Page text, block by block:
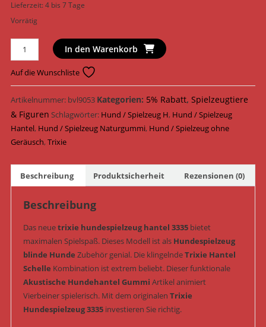
Lieferzeit:4 bis 7 Tage
Vorrätig
Trixie
Hundespielzeug
Hantel
mit
Schelle
Naturgummi
&
geräuschlos
cm
(Art.-
3335)
In den Warenkorb
Auf die Wunschliste
Artikelnummer: bvl9053 Kategorien: 5% Rabatt, Spielzeugtiere
& Figuren Schlagwörter: Hund / Spielzeug H, Hund / Spielzeug
Hantel, Hund / Spielzeug Naturgummi, Hund / Spielzeug ohne
Geräusch,Trixie
Beschreibung Produktsicherheit Rezensionen (0)
Beschreibung
Das neuetrixie hundespielzeug hantel 3335bietet
maximalen Spielspaß. Dieses Modell ist als Hundespielzeug
blinde Hunde Zubehör genial. Die klingelndeTrixie Hantel
Schelle Kombination ist extrem beliebt. Dieser funktionale
Akustische Hundehantel Gummi Artikel animiert
Vierbeiner spielerisch. Mit dem originalen Trixie
Hundespielzeug 3335investieren Sie richtig.